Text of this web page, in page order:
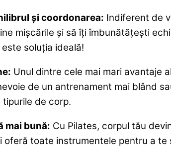
și coordonarea: Indiferent de
mișcările și să îți îmbunătățești
soluția ideală!
Unul dintre cele mai mari avantaje
de un antrenament mai blând
de corp.
mai bună: Cu Pilates, corpul tău
oferă toate instrumentele pentru a